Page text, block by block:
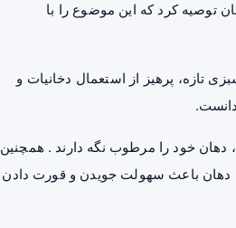
توصیه کرد که این موضوع را با
تازه، پرهیز از استعمال دخانیات و
خود را مرطوب نگه دارند . همچنین
دهان باعث سهولت جویدن و قورت دادن